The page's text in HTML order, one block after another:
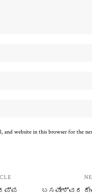
and website in this browser for the
ಬಸವೇಶ್ವರ